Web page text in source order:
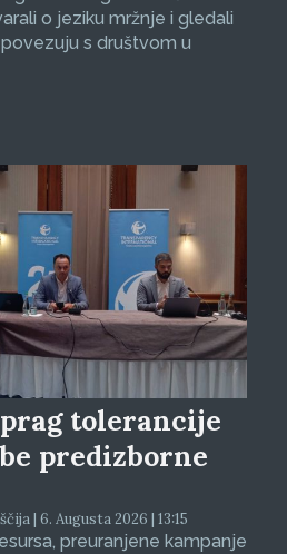
o jeziku mržnje i gledali
s društvom u
tolerancije
predizborne
| 6. Augusta 2026 | 13:15
preuranjene kampanje